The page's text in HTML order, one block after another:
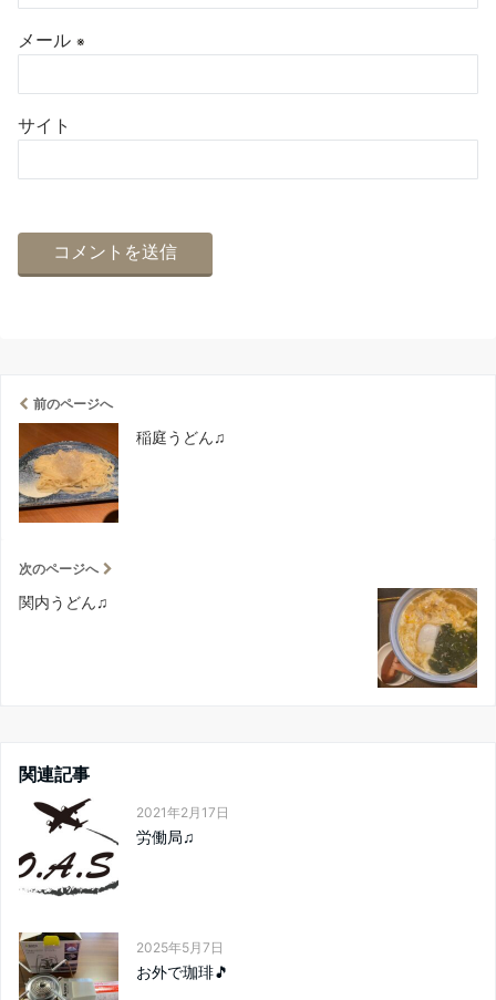
メール ※
サイト
前のページへ
稲庭うどん♫
次のページへ
関内うどん♫
関連記事
2021年2月17日
労働局♫
2025年5月7日
お外で珈琲🎵